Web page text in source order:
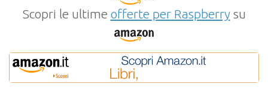
Scopri le ultime offerte per Raspberrysu